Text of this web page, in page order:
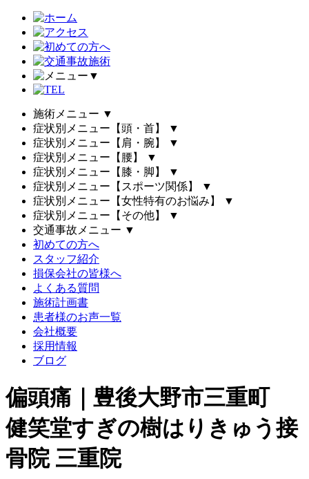
▼
施術メニュー ▼
症状別メニュー【頭・首】
▼
症状別メニュー【肩・腕】
▼
症状別メニュー【腰】
▼
症状別メニュー【膝・脚】
▼
症状別メニュー【スポーツ関係】
▼
症状別メニュー【女性特有のお悩み】
▼
症状別メニュー【その他】
▼
交通事故メニュー ▼
初めての方へ
スタッフ紹介
損保会社の皆様へ
よくある質問
施術計画書
患者様のお声一覧
会社概要
採用情報
ブログ
偏頭痛｜豊後大野市三重町
健笑堂すぎの樹はりきゅう接
骨院 三重院